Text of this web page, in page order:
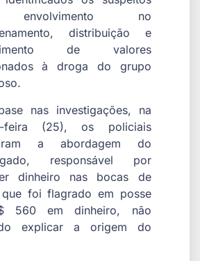
no
distribuição e
de valores
à droga do grupo
nas investigações, na
feira (25), os policiais
a abordagem do
responsável por
dinheiro nas bocas de
foi flagrado em posse
560 em dinheiro, não
explicar a origem do